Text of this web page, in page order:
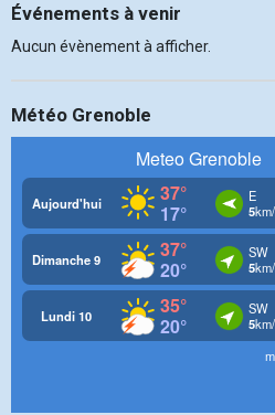
Événements à venir
Aucun évènement à afficher.
Météo Grenoble